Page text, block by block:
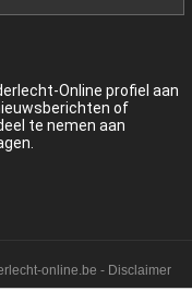
Online profiel aan
of
te nemen aan
online.be - Disclaimer